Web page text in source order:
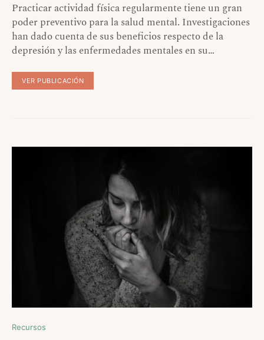
Practicar actividad física regularmente tiene un gran
poder preventivo para la salud mental. Investigaciones
han dado cuenta de sus beneficios respecto de la
depresión y las enfermedades mentales en su…
VER PUBLICACIÓN
Recursos